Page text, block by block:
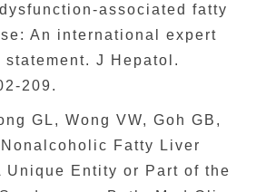
associated fatty
An international expert
statement. J Hepatol.
209.
GL, Wong VW, Goh GB,
Fatty Liver
Unique Entity or Part of the